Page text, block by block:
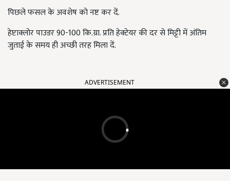
पिछले फसल के अवशेष को नष्ट कर दें.
हेप्टाक्लोर पाउडर 90-100 कि.ग्रा. प्रति हेक्टेयर की दर से मिट्टी में अंतिम
जुताई के समय ही अच्छी तरह मिला दें.
ADVERTISEMENT